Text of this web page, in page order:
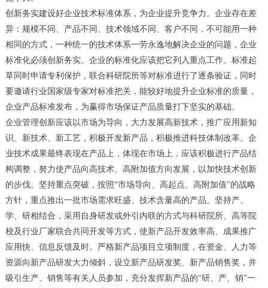
创新务实建设好企业技术标准体系，为企业提升竞争力。企业存在差
异：规模不同、产品不同、技术领域不同、客户不同，不可能用一种
相同的方式，一种统一的技术体系一劳永逸地解决企业的问题，企业
标准化必须创新务实。企业的标准化应该把它列入重点工作。标准起
草同时申请专利保护，联合科研院所等对标准进行了逐条验证，同时
要邀请行业国家级专家对标准把关，能较好地提升企业标准的质量，
企业产品标准发布，为赢得市场保证产品质量打下坚实的基础。
企业管理创新应该以市场为导向，大力发展高新技术，推广应用新知
识、新技术、新工艺，积极开发新产品，积极推进科技体制改革。企
业技术成果最终表现在产品上，体现在市场上，应该积极进行产品结
构调整，努力使产品向高技术、高附加值方向发展，以加快技术创新
的步伐。坚持重点突破，按照“市场导向、高起点、高附加值”的战略
方针，重点推出一批市场需求旺盛、技术含量高的产品。坚持产、
学、研相结合，采用自身研发或外引内联的方式与科研院所、高等院
校及行业厂家联合共同开发等方式，使新产品开发效率高、成果推广
应用快、信息反馈及时。严格新产品项目立项制度，在资金、人力等
资源向新产品研发大力倾斜，设立新产品研发奖、新产品销售奖，并
吸引生产、销售等有关人员参加，充分发挥新产品的“研、产、销”一